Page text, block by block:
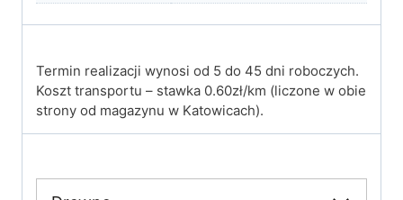
Termin realizacji wynosi od 5 do 45 dni roboczych.
Koszt transportu – stawka 0.60zł/km (liczone w obie
strony od magazynu w Katowicach).